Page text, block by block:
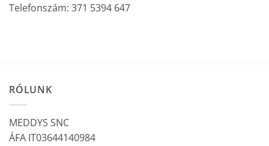
Telefonszám: 371 5394 647
RÓLUNK
MEDDYS SNC
ÁFA IT03644140984